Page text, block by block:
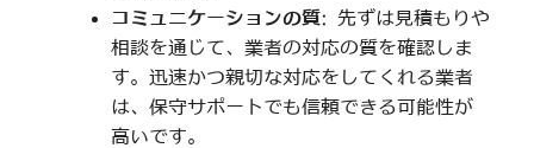
コミュニケーションの質: 先ずは見積もりや
相談を通じて、業者の対応の質を確認しま
す。迅速かつ親切な対応をしてくれる業者
は、保守サポートでも信頼できる可能性が
高いです。